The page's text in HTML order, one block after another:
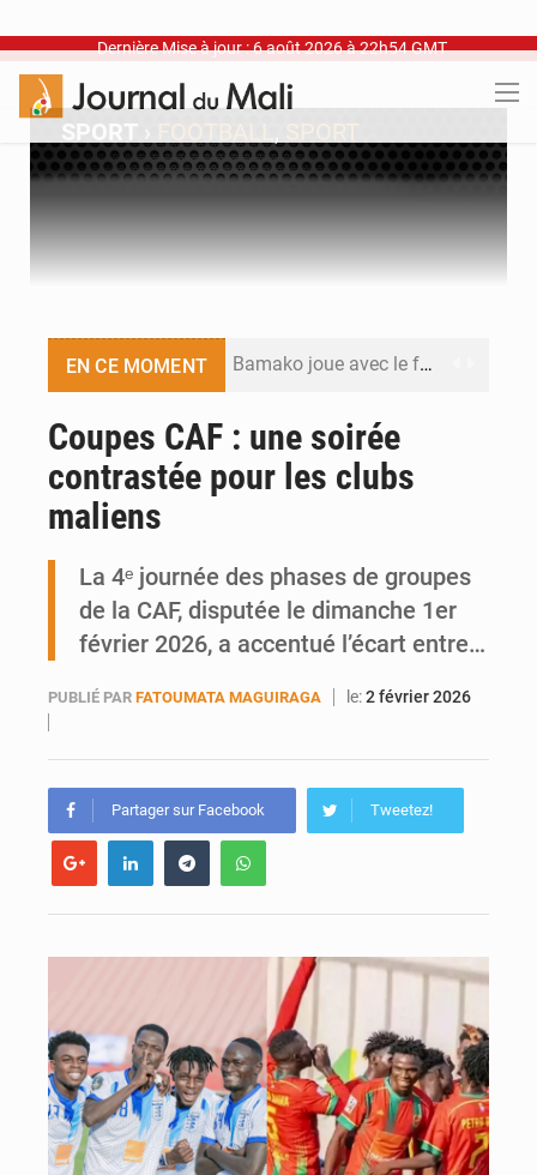
Dernière Mise à jour : 6 août 2026 à 22h54 GMT
SPORT › ,
EN CE MOMENT Bamako joue avec le feu
AfroBasket U18 : Le Mali défend sa double couronne à Abidjan
Coupes CAF : une soirée
contrastée pour les clubs
maliens
La 4ᵉ journée des phases de groupes
de la CAF, disputée le dimanche 1er
février 2026, a accentué l’écart entre…
PUBLIÉ PAR FATOUMATA MAGUIRAGA le:2 février 2026
Partager sur Facebook Tweetez!